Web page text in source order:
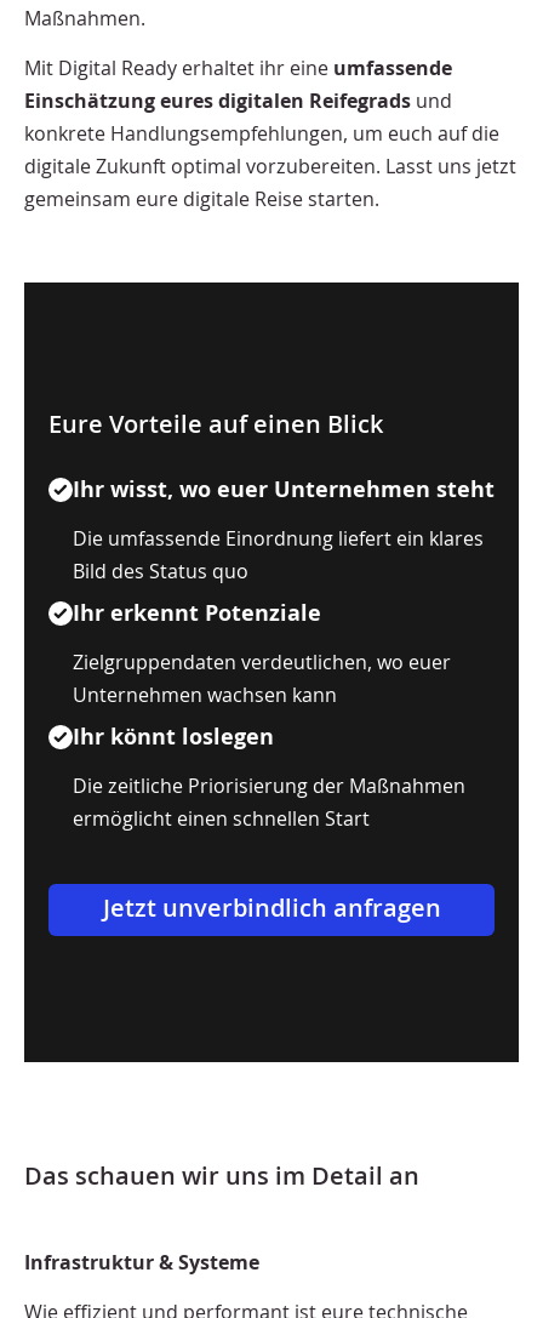
Maßnahmen.
Mit Digital Ready erhaltet ihr eine umfassende
Einschätzung eures digitalen Reifegrads und
konkrete Handlungsempfehlungen, um euch auf die
digitale Zukunft optimal vorzubereiten. Lasst uns jetzt
gemeinsam eure digitale Reise starten.
Eure Vorteile auf einen Blick
Ihr wisst, wo euer Unternehmen steht
Die umfassende Einordnung liefert ein klares
Bild des Status quo
Ihr erkennt Potenziale
Zielgruppendaten verdeutlichen, wo euer
Unternehmen wachsen kann
Ihr könnt loslegen
Die zeitliche Priorisierung der Maßnahmen
ermöglicht einen schnellen Start
Jetzt unverbindlich anfragen
Das schauen wir uns im Detail an
Infrastruktur & Systeme
Wie effizient und performant ist eure technische